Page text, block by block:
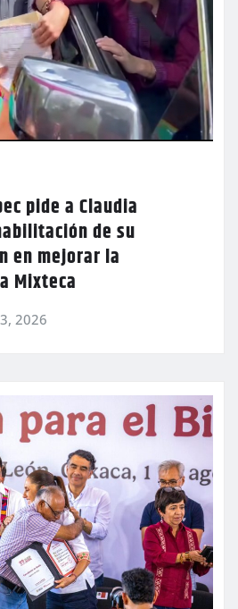
pide a Claudia
de su
en mejorar la
Mixteca
2026